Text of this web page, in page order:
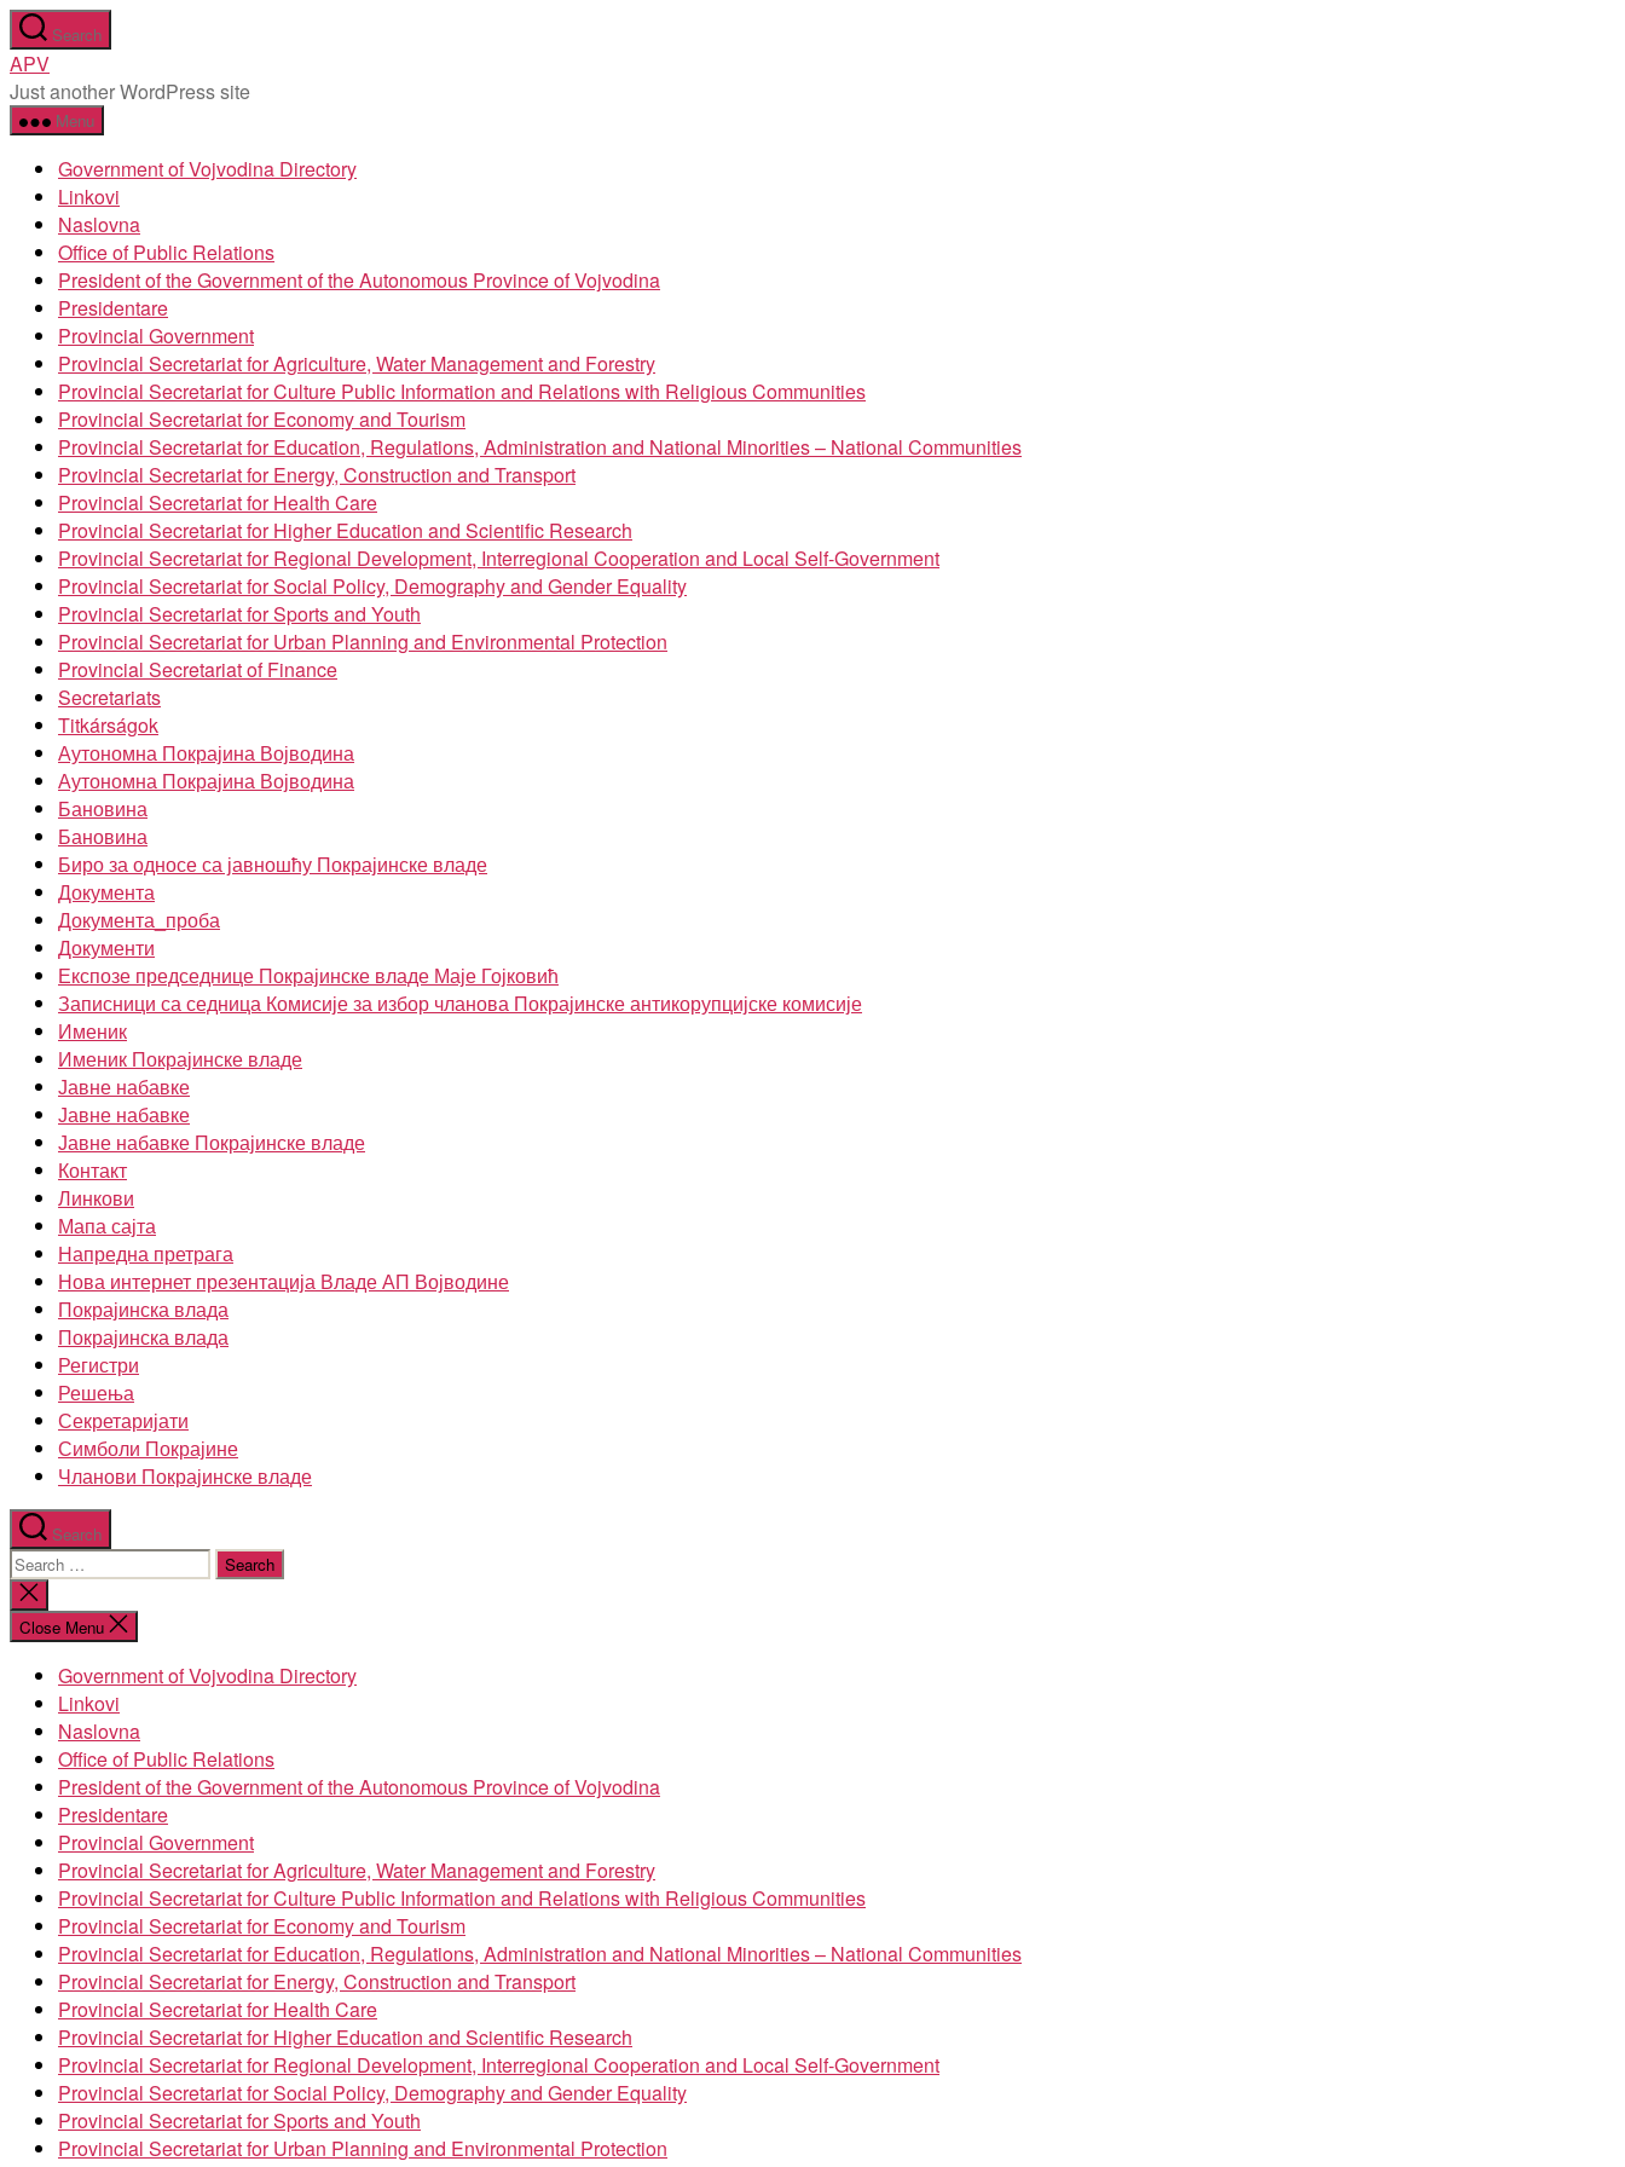
Skip
to
the
content
Search
APV
Just another WordPress site
Menu
Government of Vojvodina Directory
Linkovi
Naslovna
Office of Public Relations
President of the Government of the Autonomous Province of Vojvodina
Presidentare
Provincial Government
Provincial Secretariat for Agriculture, Water Management and Forestry
Provincial Secretariat for Culture Public Information and Relations with Religious Communities
Provincial Secretariat for Economy and Tourism
Provincial Secretariat for Education, Regulations, Administration and National Minorities – National Communities
Provincial Secretariat for Energy, Construction and Transport
Provincial Secretariat for Health Care
Provincial Secretariat for Higher Education and Scientific Research
Provincial Secretariat for Regional Development, Interregional Cooperation and Local Self-Government
Provincial Secretariat for Social Policy, Demography and Gender Equality
Provincial Secretariat for Sports and Youth
Provincial Secretariat for Urban Planning and Environmental Protection
Provincial Secretariat of Finance
Secretariats
Titkárságok
Аутономна Покрајина Војводина
Аутономна Покрајина Војводина
Бановина
Бановина
Биро за односе са јавношћу Покрајинске владе
Документа
Документа_проба
Документи
Експозе председнице Покрајинске владе Маје Гојковић
Записници са седница Комисије за избор чланова Покрајинске антикорупцијске комисије
Именик
Именик Покрајинске владе
Јавне набавке
Јавне набавке
Јавне набавке Покрајинске владе
Контакт
Линкови
Мапа сајта
Напредна претрага
Нова интернет презентација Владе АП Војводине
Покрајинска влада
Покрајинска влада
Регистри
Решења
Секретаријати
Симболи Покрајине
Чланови Покрајинске владе
Search
Search
for:
Close
search
Close Menu
Government of Vojvodina Directory
Linkovi
Naslovna
Office of Public Relations
President of the Government of the Autonomous Province of Vojvodina
Presidentare
Provincial Government
Provincial Secretariat for Agriculture, Water Management and Forestry
Provincial Secretariat for Culture Public Information and Relations with Religious Communities
Provincial Secretariat for Economy and Tourism
Provincial Secretariat for Education, Regulations, Administration and National Minorities – National Communities
Provincial Secretariat for Energy, Construction and Transport
Provincial Secretariat for Health Care
Provincial Secretariat for Higher Education and Scientific Research
Provincial Secretariat for Regional Development, Interregional Cooperation and Local Self-Government
Provincial Secretariat for Social Policy, Demography and Gender Equality
Provincial Secretariat for Sports and Youth
Provincial Secretariat for Urban Planning and Environmental Protection